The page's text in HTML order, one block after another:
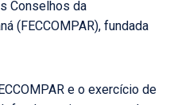
Conselhos da
(FECCOMPAR), fundada
e o exercício de